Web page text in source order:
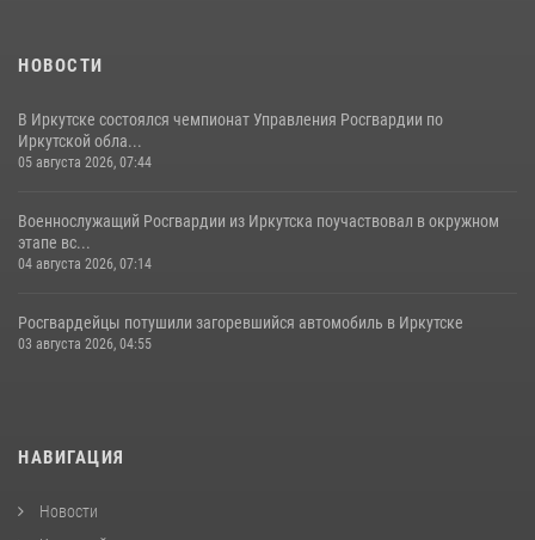
НОВОСТИ
В Иркутске состоялся чемпионат Управления Росгвардии по
Иркутской обла...
05 августа 2026, 07:44
Военнослужащий Росгвардии из Иркутска поучаствовал в окружном
этапе вс...
04 августа 2026, 07:14
Росгвардейцы потушили загоревшийся автомобиль в Иркутске
03 августа 2026, 04:55
НАВИГАЦИЯ
Новости